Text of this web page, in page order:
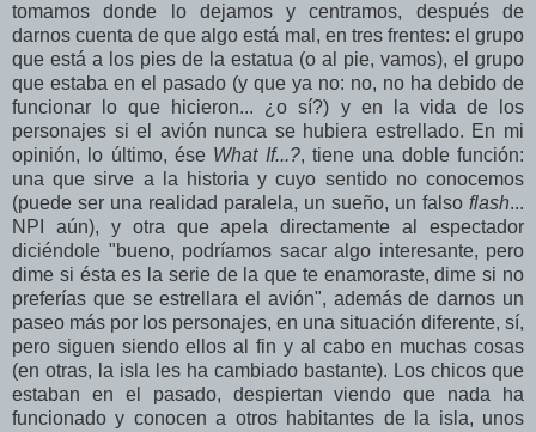
tomamos donde lo dejamos y centramos, después de
darnos cuenta de que algo está mal, en tres frentes: el grupo
que está a los pies de la estatua (o al pie, vamos), el grupo
que estaba en el pasado (y que ya no: no, no ha debido de
funcionar lo que hicieron... ¿o sí?) y en la vida de los
personajes si el avión nunca se hubiera estrellado. En mi
opinión, lo último, ése What If...?, tiene una doble función:
una que sirve a la historia y cuyo sentido no conocemos
(puede ser una realidad paralela, un sueño, un falso flash...
NPI aún), y otra que apela directamente al espectador
diciéndole "bueno, podríamos sacar algo interesante, pero
dime si ésta es la serie de la que te enamoraste, dime si no
preferías que se estrellara el avión", además de darnos un
paseo más por los personajes, en una situación diferente, sí,
pero siguen siendo ellos al fin y al cabo en muchas cosas
(en otras, la isla les ha cambiado bastante). Los chicos que
estaban en el pasado, despiertan viendo que nada ha
funcionado y conocen a otros habitantes de la isla, unos